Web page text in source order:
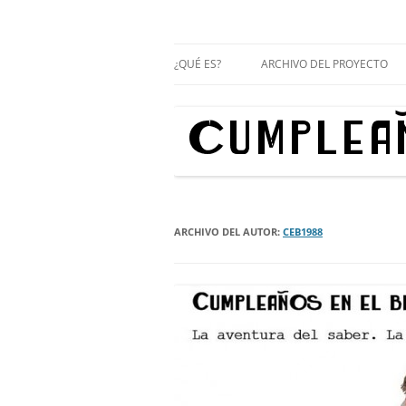
¿QUÉ ES? ARCHIVO DEL PROYECTO
CERVANTES, 2
ARCHIVO DEL AUTOR: CEB1988